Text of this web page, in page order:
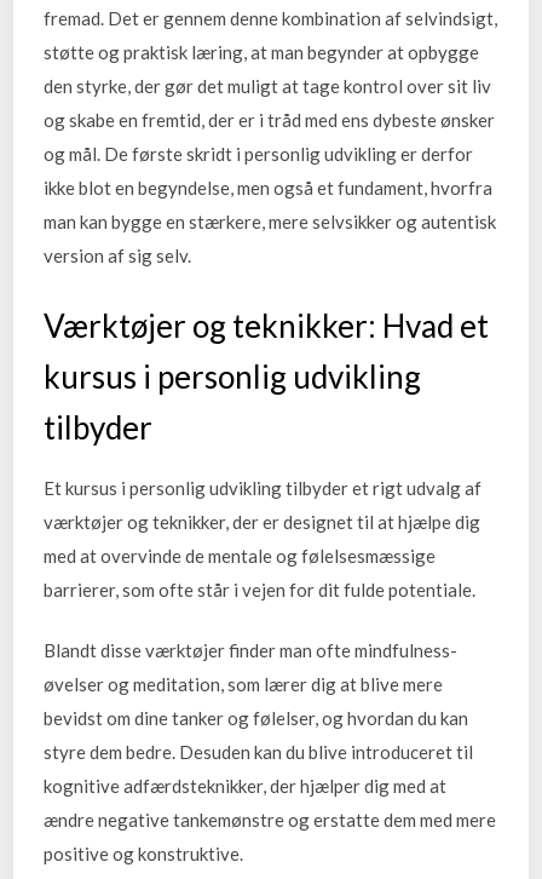
fremad. Det er gennem denne kombination af selvindsigt,
støtte og praktisk læring, at man begynder at opbygge
den styrke, der gør det muligt at tage kontrol over sit liv
og skabe en fremtid, der er i tråd med ens dybeste ønsker
og mål. De første skridt i personlig udvikling er derfor
ikke blot en begyndelse, men også et fundament, hvorfra
man kan bygge en stærkere, mere selvsikker og autentisk
version af sig selv.
Værktøjer og teknikker: Hvad et
kursus i personlig udvikling
tilbyder
Et kursus i personlig udvikling tilbyder et rigt udvalg af
værktøjer og teknikker, der er designet til at hjælpe dig
med at overvinde de mentale og følelsesmæssige
barrierer, som ofte står i vejen for dit fulde potentiale.
Blandt disse værktøjer finder man ofte mindfulness-
øvelser og meditation, som lærer dig at blive mere
bevidst om dine tanker og følelser, og hvordan du kan
styre dem bedre. Desuden kan du blive introduceret til
kognitive adfærdsteknikker, der hjælper dig med at
ændre negative tankemønstre og erstatte dem med mere
positive og konstruktive.